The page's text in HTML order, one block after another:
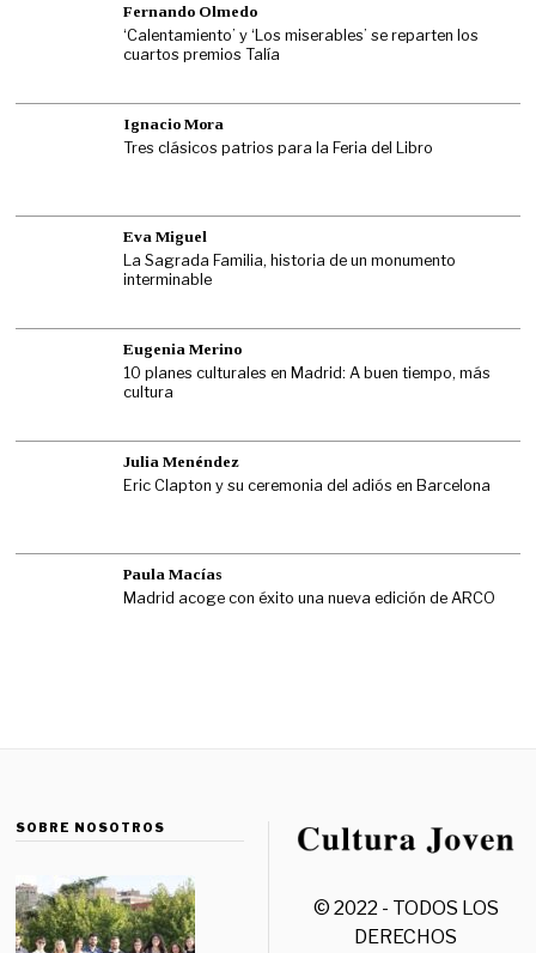
Fernando Olmedo
‘Calentamiento’ y ‘Los miserables’ se reparten los
cuartos premios Talía
Ignacio Mora
Tres clásicos patrios para la Feria del Libro
Eva Miguel
La Sagrada Familia, historia de un monumento
interminable
Eugenia Merino
10 planes culturales en Madrid: A buen tiempo, más
cultura
Julia Menéndez
Eric Clapton y su ceremonia del adiós en Barcelona
Paula Macías
Madrid acoge con éxito una nueva edición de ARCO
SOBRE NOSOTROS
© 2022 - TODOS LOS
DERECHOS